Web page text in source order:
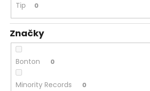
Tip 0
Značky
Bonton 0
Minority Records 0
D
o
p
o
u